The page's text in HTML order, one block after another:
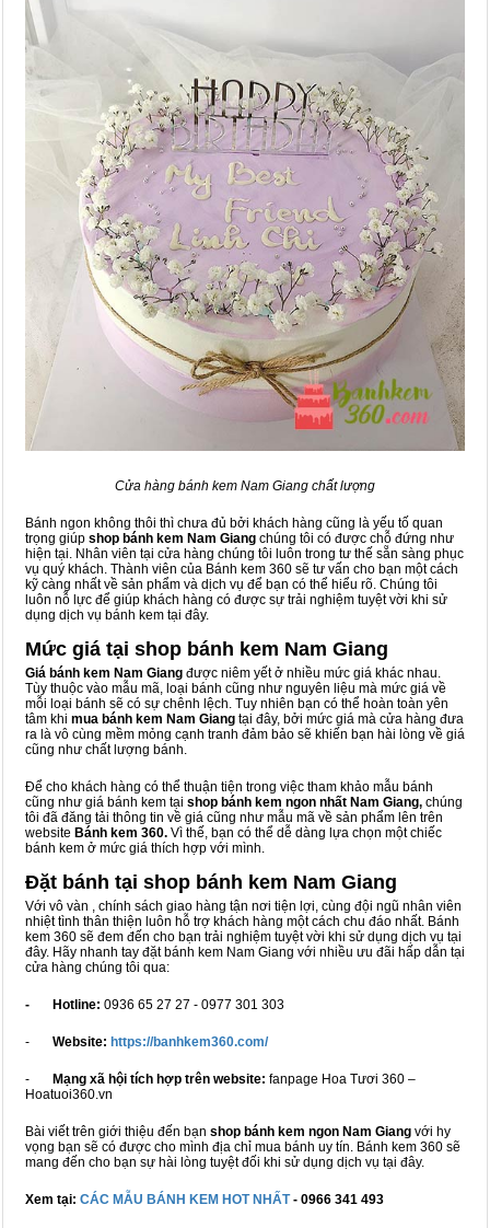
Cửa hàng bánh kem Nam Giang chất lượng
Bánh ngon không thôi thì chưa đủ bởi khách hàng cũng là yếu tố quan
trọng giúp shop bánh kem Nam Giang chúng tôi có được chỗ đứng như
hiện tại. Nhân viên tại cửa hàng chúng tôi luôn trong tư thế sẵn sàng phục
vụ quý khách. Thành viên của Bánh kem 360 sẽ tư vấn cho bạn một cách
kỹ càng nhất về sản phẩm và dịch vụ để bạn có thể hiểu rõ. Chúng tôi
luôn nỗ lực để giúp khách hàng có được sự trải nghiệm tuyệt vời khi sử
dụng dịch vụ bánh kem tại đây.
Mức giá tại shop bánh kem Nam Giang
Giá bánh kem Nam Giang được niêm yết ở nhiều mức giá khác nhau.
Tùy thuộc vào mẫu mã, loại bánh cũng như nguyên liệu mà mức giá về
mỗi loại bánh sẽ có sự chênh lệch. Tuy nhiên bạn có thể hoàn toàn yên
tâm khi mua bánh kem Nam Giang tại đây, bởi mức giá mà cửa hàng đưa
ra là vô cùng mềm mỏng cạnh tranh đảm bảo sẽ khiến bạn hài lòng về giá
cũng như chất lượng bánh.
Để cho khách hàng có thể thuận tiện trong việc tham khảo mẫu bánh
cũng như giá bánh kem tại shop bánh kem ngon nhất Nam Giang, chúng
tôi đã đăng tải thông tin về giá cũng như mẫu mã về sản phẩm lên trên
website Bánh kem 360. Vì thế, bạn có thể dễ dàng lựa chọn một chiếc
bánh kem ở mức giá thích hợp với mình.
Đặt bánh tại shop bánh kem Nam Giang
Với vô vàn , chính sách giao hàng tận nơi tiện lợi, cùng đội ngũ nhân viên
nhiệt tình thân thiện luôn hỗ trợ khách hàng một cách chu đáo nhất. Bánh
kem 360 sẽ đem đến cho bạn trải nghiệm tuyệt vời khi sử dụng dịch vụ tại
đây. Hãy nhanh tay đặt bánh kem Nam Giang với nhiều ưu đãi hấp dẫn tại
cửa hàng chúng tôi qua:
- Hotline: 0936 65 27 27 - 0977 301 303
- Website: https://banhkem360.com/
- Mạng xã hội tích hợp trên website: fanpage Hoa Tươi 360 –
Hoatuoi360.vn
Bài viết trên giới thiệu đến bạn shop bánh kem ngon Nam Giang với hy
vọng bạn sẽ có được cho mình địa chỉ mua bánh uy tín. Bánh kem 360 sẽ
mang đến cho bạn sự hài lòng tuyệt đối khi sử dụng dịch vụ tại đây.
Xem tại: CÁC MẪU BÁNH KEM HOT NHẤT- 0966 341 493